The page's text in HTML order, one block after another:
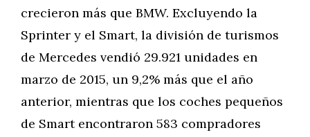
crecieron más que BMW. Excluyendo la
Sprinter y el Smart, la división de turismos
de Mercedes vendió 29.921 unidades en
marzo de 2015, un 9,2% más que el año
anterior, mientras que los coches pequeños
de Smart encontraron 583 compradores